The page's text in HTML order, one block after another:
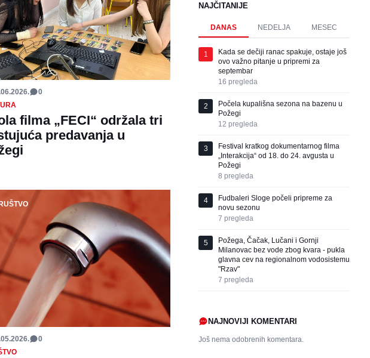
0
filma „FECI“ održala tri
predavanja u
0
NAJČITANIJE
DANAS NEDELJA MESEC
1
Kada se dečiji ranac spakuje, ostaje još
ovo važno pitanje u pripremi za
septembar
16 pregleda
2
Počela kupališna sezona na bazenu u
Požegi
12 pregleda
3
Festival kratkog dokumentarnog filma
„Interakcija“ od 18. do 24. avgusta u
Požegi
8 pregleda
4
Fudbaleri Sloge počeli pripreme za
novu sezonu
7 pregleda
5
Požega, Čačak, Lučani i Gornji
Milanovac bez vode zbog kvara - pukla
glavna cev na regionalnom vodosistemu
"Rzav"
7 pregleda
NAJNOVIJI KOMENTARI
Još nema odobrenih komentara.